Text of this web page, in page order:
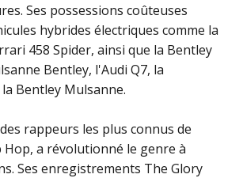
Ses possessions coûteuses
hybrides électriques comme la
458 Spider, ainsi que la Bentley
Bentley, l'Audi Q7, la
Bentley Mulsanne.
rappeurs les plus connus de
a révolutionné le genre à
Ses enregistrements The Glory